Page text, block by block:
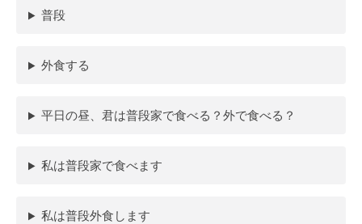
普段
外食する
平日の昼、君は普段家で食べる？外で食べる？
私は普段家で食べます
私は普段外食します